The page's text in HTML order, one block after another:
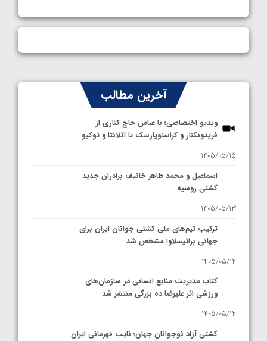
آخرین مطالب
ویدیو اختصاصی؛ با عباس حاج کناری از
فریدونکنار و کراسنویارسک تا آتلانتا و توکیو
1405/05/15
اسماعیل و محمد طاهر خانیف برادران جدید
کشتی روسیه
1405/05/13
ترکیب تیم‌های ملی کشتی جوانان ایران برای
جهانی براتیسلاوا مشخص شد
1405/05/12
کتاب مدیریت منابع انسانی در سازمان‌های
ورزشی اثر علیرضا ده بزرگی منتشر شد
1405/05/12
کشتی آزاد نوجوانان جهان؛ نایب قهرمانی ایران